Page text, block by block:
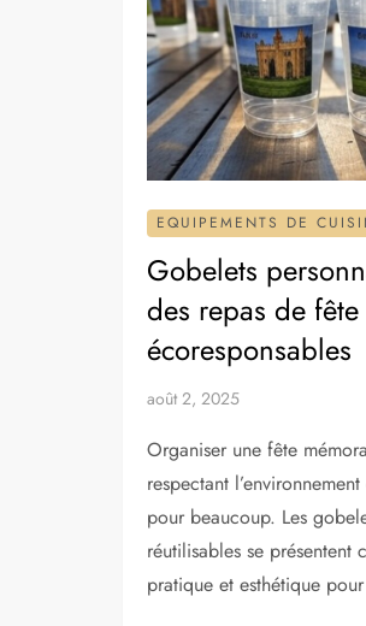
EQUIPEMENTS DE
Gobelets
des repas de fête
écoresponsables
août 2, 2025
Organiser une fête
respectant
pour beaucoup. Les
réutilisables se présentent
pratique et esthétique